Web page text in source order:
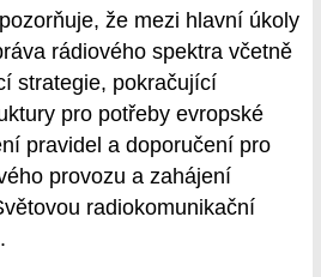
že mezi hlavní úkoly
rádiového spektra včetně
strategie, pokračující
pro potřeby evropské
pravidel a doporučení pro
provozu a zahájení
radiokomunikační